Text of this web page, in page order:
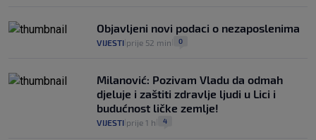
Objavljeni novi podaci o nezaposlenima
VIJESTI prije 52 min 0
Milanović: Pozivam Vladu da odmah
djeluje i zaštiti zdravlje ljudi u Lici i
budućnost ličke zemlje!
VIJESTI prije 1 h 4